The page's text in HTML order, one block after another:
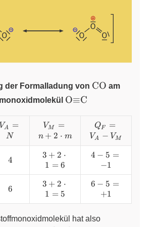
der Formalladung von \ce{CO}
CO am
\ce{O#C}
O≡C
V_A
= N
VA =
N
V_M = n
+
2\cdot{m}
VM =
n + 2 ⋅ m
Q_F
=
V_A
-
V_M
QF =
VA − VM
4
4 3+2\cdot1=6
3 + 2 ⋅
1 = 6
4-
5=-1
4 − 5 =
−1
6
6 3+2\cdot1=5
3 + 2 ⋅
1 = 5
6-
5=+1
6 − 5 =
+1
hat also